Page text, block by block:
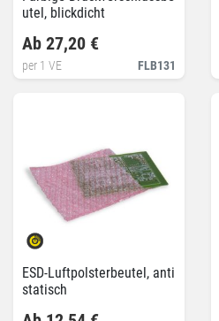
utel, blickdicht
FLB131
Ab 27,20 €
per 1 VE
ESD-Luftpolsterbeutel, anti
statisch